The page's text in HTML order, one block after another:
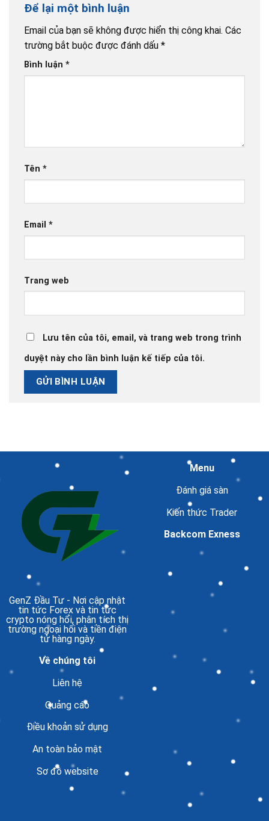
Để lại một bình luận
Email của bạn sẽ không được hiển thị công khai. Các
trường bắt buộc được đánh dấu *
Bình luận *
Tên *
Email *
Trang web
Lưu tên của tôi, email, và trang web trong trình
duyệt này cho lần bình luận kế tiếp của tôi.
GenZ Đầu Tư - Nơi cập nhật
tin tức Forex và tin tức
crypto nóng hổi, phân tích thị
trường ngoại hối và tiền điện
tử hàng ngày.
Menu
Đánh giá sàn
Kiến thức Trader
Backcom Exness
Về chúng tôi
Liên hệ
Quảng cáo
Điều khoản sử dụng
An toàn bảo mật
Sơ đồ website